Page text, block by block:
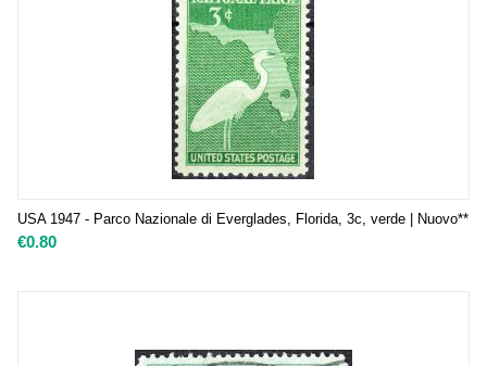
USA 1947 - Parco Nazionale di Everglades, Florida, 3c, verde | Nuovo**
€0.80